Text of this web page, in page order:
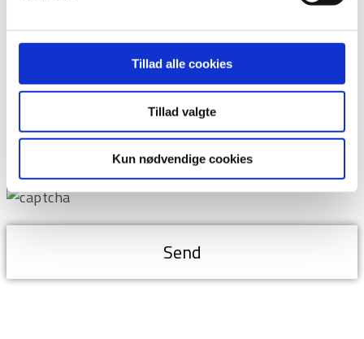
Tillad alle cookies
Tillad valgte
Kun nødvendige cookies